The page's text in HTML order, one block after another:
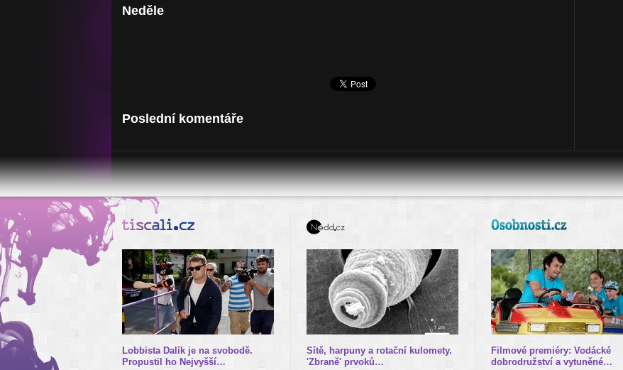
Neděle
Poslední komentáře
Lobbista Dalík je na svobodě.
Propustil ho Nejvyšší…
Sítě, harpuny a rotační kulomety.
'Zbraně' prvoků…
Filmové premiéry: Vodácké
dobrodružství a vytuněné…